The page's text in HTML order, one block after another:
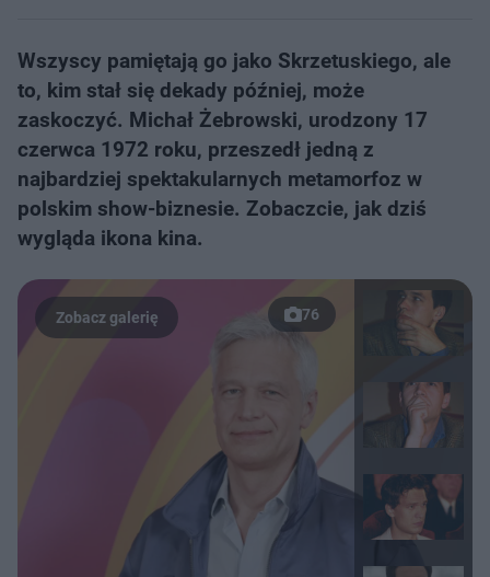
Wszyscy pamiętają go jako Skrzetuskiego, ale
to, kim stał się dekady później, może
zaskoczyć. Michał Żebrowski, urodzony 17
czerwca 1972 roku, przeszedł jedną z
najbardziej spektakularnych metamorfoz w
polskim show-biznesie. Zobaczcie, jak dziś
wygląda ikona kina.
76